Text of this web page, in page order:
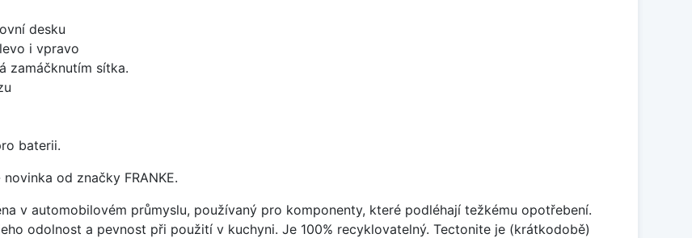
desku
i vpravo
zamáčknutím sítka.
baterii.
od značky FRANKE.
v automobilovém průmyslu, používaný pro komponenty, které podléhají težkému opotřebení.
odolnost a pevnost při použití v kuchyni. Je 100% recyklovatelný. Tectonite je (krátkodobě)